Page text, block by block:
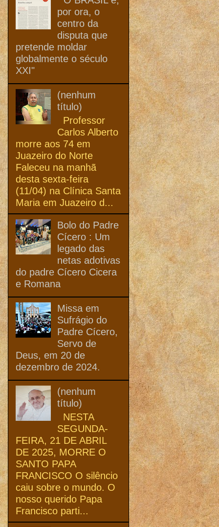
por ora, o
centro da
disputa que
pretende moldar
globalmente o século
XXI"
(nenhum
título)
Professor
Carlos Alberto
morre aos 74 em
Juazeiro do Norte
Faleceu na manhã
desta sexta-feira
(11/04) na Clínica Santa
Maria em Juazeiro d...
Bolo do Padre
Cícero : Um
legado das
netas adotivas
do padre Cícero Cicera
e Romana
Missa em
Sufrágio do
Padre Cícero,
Servo de
Deus, em 20 de
dezembro de 2024.
(nenhum
título)
NESTA
SEGUNDA-
FEIRA, 21 DE ABRIL
DE 2025, MORRE O
SANTO PAPA
FRANCISCO O silêncio
caiu sobre o mundo. O
nosso querido Papa
Francisco parti...